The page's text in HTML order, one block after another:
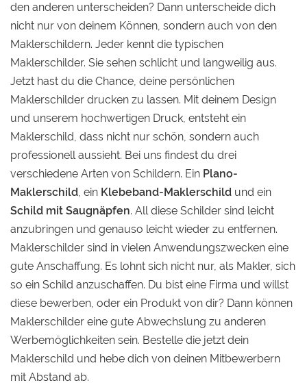
den anderen unterscheiden? Dann unterscheide dich
nicht nur von deinem Können, sondern auch von den
Maklerschildern. Jeder kennt die typischen
Maklerschilder. Sie sehen schlicht und langweilig aus.
Jetzt hast du die Chance, deine persönlichen
Maklerschilder drucken zu lassen. Mit deinem Design
und unserem hochwertigen Druck, entsteht ein
Maklerschild, dass nicht nur schön, sondern auch
professionell aussieht. Bei uns findest du drei
verschiedene Arten von Schildern. Ein Plano-
Maklerschild, ein Klebeband-Maklerschild und ein
Schild mit Saugnäpfen. All diese Schilder sind leicht
anzubringen und genauso leicht wieder zu entfernen.
Maklerschilder sind in vielen Anwendungszwecken eine
gute Anschaffung. Es lohnt sich nicht nur, als Makler, sich
so ein Schild anzuschaffen. Du bist eine Firma und willst
diese bewerben, oder ein Produkt von dir? Dann können
Maklerschilder eine gute Abwechslung zu anderen
Werbemöglichkeiten sein. Bestelle die jetzt dein
Maklerschild und hebe dich von deinen Mitbewerbern
mit Abstand ab.